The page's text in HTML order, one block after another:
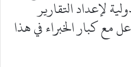
لإعداد التقارير
مع كبار الخبراء في هذا